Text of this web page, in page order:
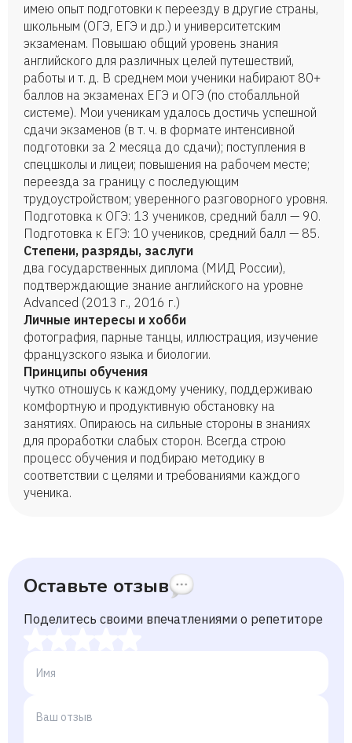
имею опыт подготовки к переезду в другие страны,
школьным (ОГЭ, ЕГЭ и др.) и университетским
экзаменам. Повышаю общий уровень знания
английского для различных целей путешествий,
работы и т. д. В среднем мои ученики набирают 80+
баллов на экзаменах ЕГЭ и ОГЭ (по стобалльной
системе). Мои ученикам удалось достичь успешной
сдачи экзаменов (в т. ч. в формате интенсивной
подготовки за 2 месяца до сдачи); поступления в
спецшколы и лицеи; повышения на рабочем месте;
переезда за границу с последующим
трудоустройством; уверенного разговорного уровня.
Подготовка к ОГЭ: 13 учеников, средний балл — 90.
Подготовка к ЕГЭ: 10 учеников, средний балл — 85.
Степени, разряды, заслуги
два государственных диплома (МИД России),
подтверждающие знание английского на уровне
Advanced (2013 г., 2016 г.)
Личные интересы и хобби
фотография, парные танцы, иллюстрация, изучение
французского языка и биологии.
Принципы обучения
чутко отношусь к каждому ученику, поддерживаю
комфортную и продуктивную обстановку на
занятиях. Опираюсь на сильные стороны в знаниях
для проработки слабых сторон. Всегда строю
процесс обучения и подбираю методику в
соответствии с целями и требованиями каждого
ученика.
Оставьте отзыв
Поделитесь своими впечатлениями о репетиторе